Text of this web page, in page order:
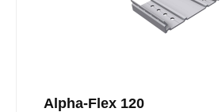
Alpha-Flex 120